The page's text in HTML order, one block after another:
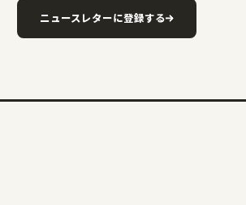
ニュースレターに登録する